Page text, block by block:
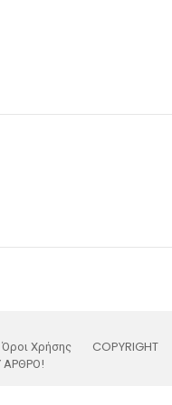
Όροι Χρήσης
COPYRIGHT
ΑΡΘΡΟ!